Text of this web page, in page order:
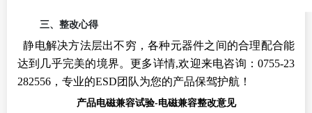
三、整改心得
静电解决方法层出不穷，各种元器件之间的合理配合能
达到几乎完美的境界。更多详情,欢迎来电咨询：0755-23
282556，专业的ESD团队为您的产品保驾护航！
产品电磁兼容试验-电磁兼容整改意见